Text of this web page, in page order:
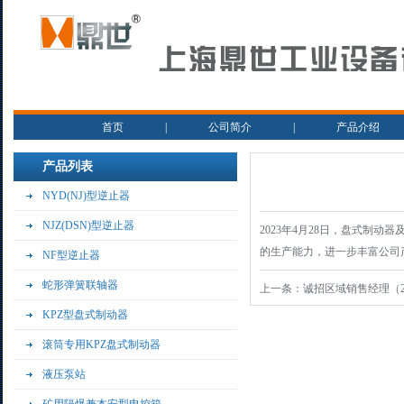
首页 公司简介 产品介绍
产品列表
NYD(NJ)型逆止器
NJZ(DSN)型逆止器
NF型逆止器
蛇形弹簧联轴器
KPZ型盘式制动器
滚筒专用KPZ盘式制动器
液压泵站
2023年4月28日，盘式制动器
的生产能力，进一步丰富公司
上一条： 诚招区域销售经理（